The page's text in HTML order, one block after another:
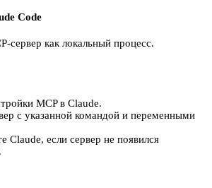
Code
сервер как локальный процесс.
MCP в Claude.
с указанной командой и переменными
Claude, если сервер не появился